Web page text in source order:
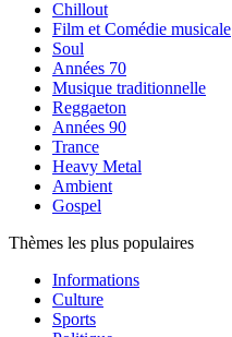
Chillout
Film et Comédie musicale
Soul
Années 70
Musique traditionnelle
Reggaeton
Années 90
Trance
Heavy Metal
Ambient
Gospel
Thèmes les plus populaires
Informations
Culture
Sports